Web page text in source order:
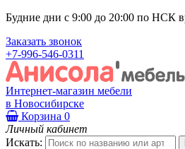
Будние дни с 9:00 до 20:00 по НСК
Заказать звонок
+7-996-546-0311
Интернет-магазин мебели
в Новосибирске
Корзина 0
Личный кабинет
Искать: